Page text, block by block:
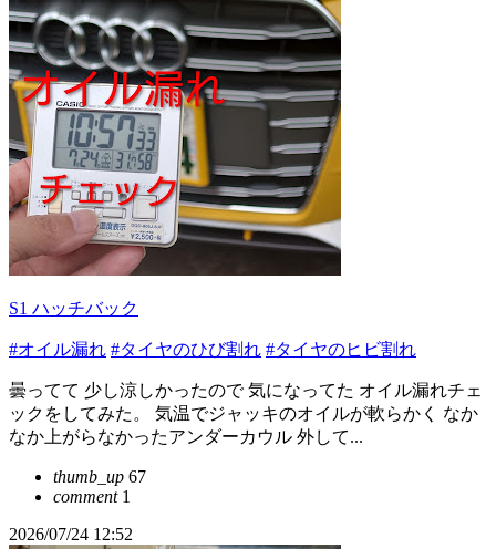
S1 ハッチバック
#オイル漏れ #タイヤのひび割れ #タイヤのヒビ割れ
曇ってて 少し涼しかったので 気になってた オイル漏れチェ
ックをしてみた。 気温でジャッキのオイルが軟らかく なか
なか上がらなかったアンダーカウル 外して...
thumb_up 67
comment1
2026/07/24 12:52